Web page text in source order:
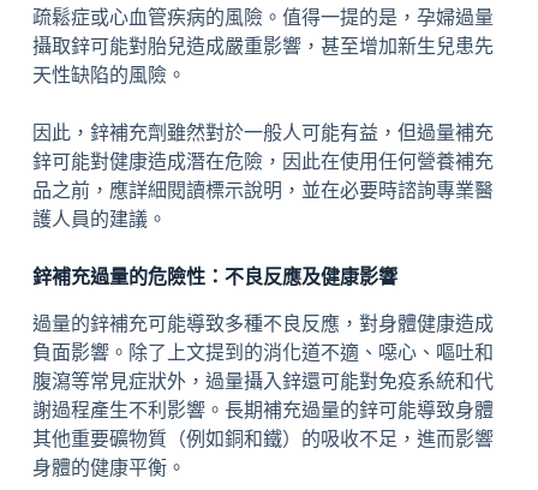
疏鬆症或心血管疾病的風險。值得一提的是，孕婦過量
攝取鋅可能對胎兒造成嚴重影響，甚至增加新生兒患先
天性缺陷的風險。
因此，鋅補充劑雖然對於一般人可能有益，但過量補充
鋅可能對健康造成潛在危險，因此在使用任何營養補充
品之前，應詳細閱讀標示說明，並在必要時諮詢專業醫
護人員的建議。
鋅補充過量的危險性：不良反應及健康影響
過量的鋅補充可能導致多種不良反應，對身體健康造成
負面影響。除了上文提到的消化道不適、噁心、嘔吐和
腹瀉等常見症狀外，過量攝入鋅還可能對免疫系統和代
謝過程產生不利影響。長期補充過量的鋅可能導致身體
其他重要礦物質（例如銅和鐵）的吸收不足，進而影響
身體的健康平衡。